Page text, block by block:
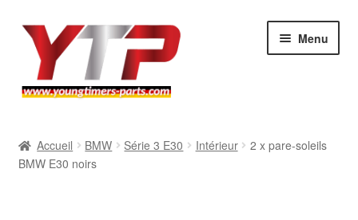
Aller
navigation
Aller
contenu
Menu
BMW
Accueil BMW Série 3 E30 Intérieur
2 x pare-soleils
BMW E30 noirs